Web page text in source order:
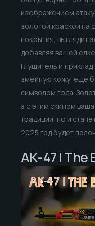
изображением
золотой краской на
покрытия, выглядит
добавляя вашей
Глушитель и
змеиную кожу, еще
символом года.
а с этим скином
традиции, но и
2025 год будет
AK-47 | The